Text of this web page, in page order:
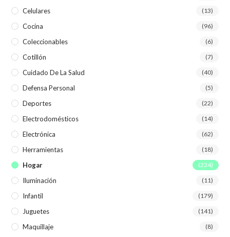
Celulares (13)
Cocina (96)
Coleccionables (6)
Cotillón (7)
Cuidado De La Salud (40)
Defensa Personal (5)
Deportes (22)
Electrodomésticos (14)
Electrónica (62)
Herramientas (18)
Hogar (234)
Iluminación (11)
Infantil (179)
Juguetes (141)
Maquillaje (8)